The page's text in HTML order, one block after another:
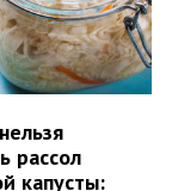
рассол
капусты: